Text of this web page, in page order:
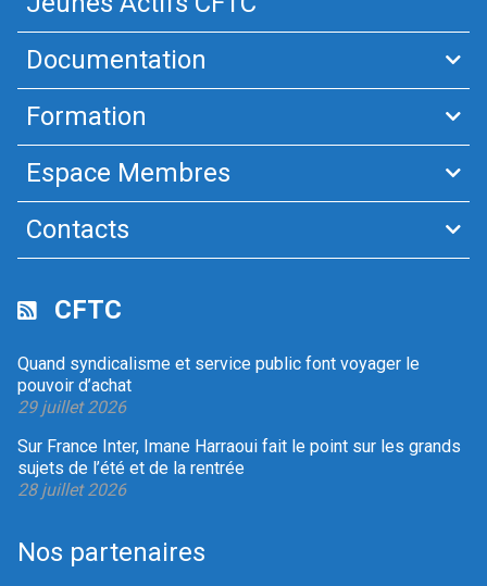
Documentation
Formation
Espace Membres
Contacts
CFTC
Quand syndicalisme et service public font voyager le
pouvoir d’achat
29 juillet 2026
Sur France Inter, Imane Harraoui fait le point sur les grands
sujets de l’été et de la rentrée
28 juillet 2026
Nos partenaires